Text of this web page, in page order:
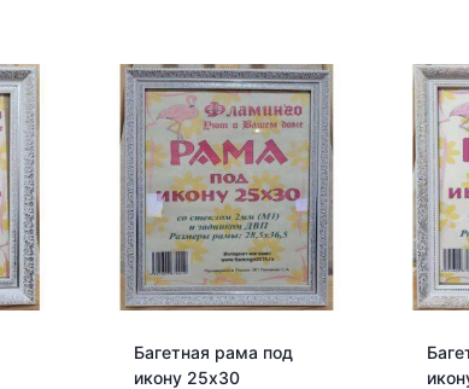
Багетная рама под
икону 25х30